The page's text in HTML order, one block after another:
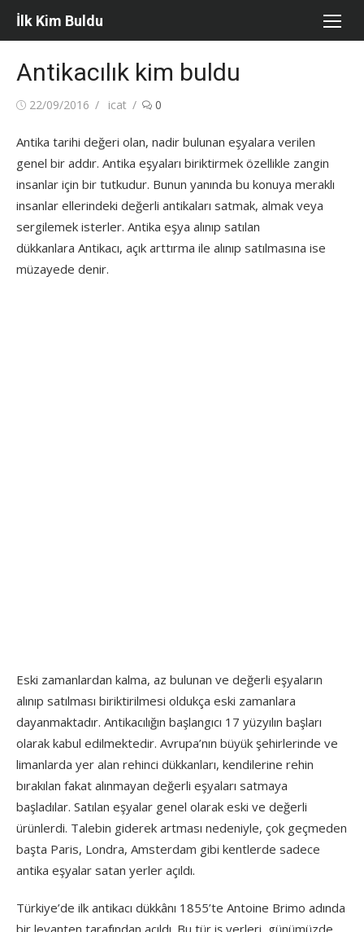
Skip
İlk Kim Buldu
Antikacılık kim buldu
Posted
22/09/2016 Author
icat 0
Antika tarihi değeri olan, nadir bulunan eşyalara verilen
genel bir addır. Antika eşyaları biriktirmek özellikle zangin
insanlar için bir tutkudur. Bunun yanında bu konuya meraklı
insanlar ellerindeki değerli antikaları satmak, almak veya
sergilemek isterler. Antika eşya alınıp satılan
dükkanlara Antikacı, açık arttırma ile alınıp satılmasına ise
müzayede denir.
Eski zamanlardan kalma, az bulunan ve değerli eşyaların
alınıp satılması biriktirilmesi oldukça eski zamanlara
dayanmaktadır. Antikacılığın başlangıcı 17 yüzyılın başları
olarak kabul edilmektedir. Avrupa’nın büyük şehirlerinde ve
limanlarda yer alan rehinci dükkanları, kendilerine rehin
bırakılan fakat alınmayan değerli eşyaları satmaya
başladılar. Satılan eşyalar genel olarak eski ve değerli
ürünlerdi. Talebin giderek artması nedeniyle, çok geçmeden
başta Paris, Londra, Amsterdam gibi kentlerde sadece
antika eşyalar satan yerler açıldı.
Türkiye’de ilk antikacı dükkânı 1855’te Antoine Brimo adında
bir levanten tarafından açıldı. Bu tür iş yerleri, günümüzde